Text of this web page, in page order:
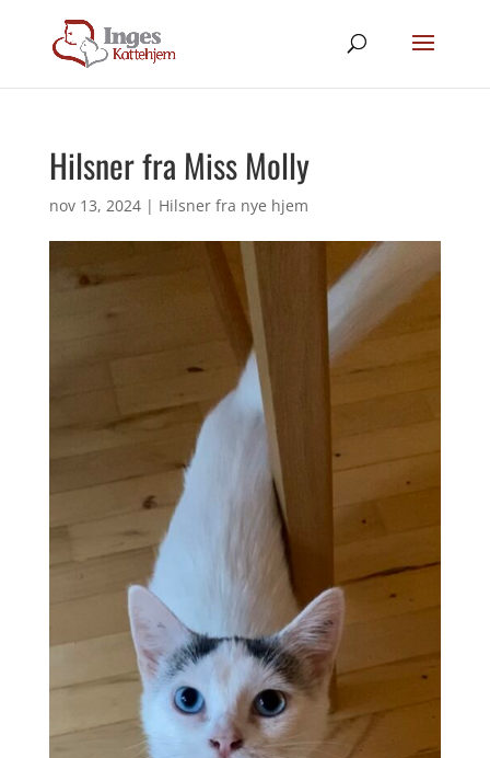
Hilsner fra Miss Molly
nov 13, 2024| Hilsner fra nye hjem